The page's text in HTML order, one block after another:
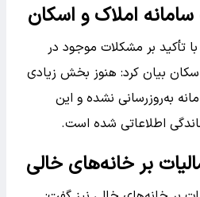
املاک و اسکان
تأکید بر مشکلات موجود در
بیان کرد: هنوز بخش زیادی
به‌روزرسانی نشده و این
اطلاعاتی شده است.
بر خانه‌های خالی